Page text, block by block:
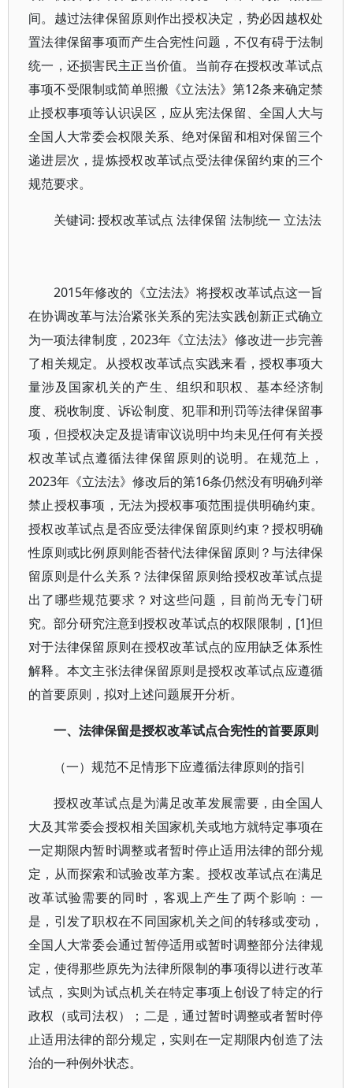
间。越过法律保留原则作出授权决定，势必因越权处
置法律保留事项而产生合宪性问题，不仅有碍于法制
统一，还损害民主正当价值。当前存在授权改革试点
事项不受限制或简单照搬《立法法》第12条来确定禁
止授权事项等认识误区，应从宪法保留、全国人大与
全国人大常委会权限关系、绝对保留和相对保留三个
递进层次，提炼授权改革试点受法律保留约束的三个
规范要求。
关键词: 授权改革试点 法律保留 法制统一 立法法
2015年修改的《立法法》将授权改革试点这一旨
在协调改革与法治紧张关系的宪法实践创新正式确立
为一项法律制度，2023年《立法法》修改进一步完善
了相关规定。从授权改革试点实践来看，授权事项大
量涉及国家机关的产生、组织和职权、基本经济制
度、税收制度、诉讼制度、犯罪和刑罚等法律保留事
项，但授权决定及提请审议说明中均未见任何有关授
权改革试点遵循法律保留原则的说明。在规范上，
2023年《立法法》修改后的第16条仍然没有明确列举
禁止授权事项，无法为授权事项范围提供明确约束。
授权改革试点是否应受法律保留原则约束？授权明确
性原则或比例原则能否替代法律保留原则？与法律保
留原则是什么关系？法律保留原则给授权改革试点提
出了哪些规范要求？对这些问题，目前尚无专门研
究。部分研究注意到授权改革试点的权限限制，[1]但
对于法律保留原则在授权改革试点的应用缺乏体系性
解释。本文主张法律保留原则是授权改革试点应遵循
的首要原则，拟对上述问题展开分析。
一、法律保留是授权改革试点合宪性的首要原则
（一）规范不足情形下应遵循法律原则的指引
授权改革试点是为满足改革发展需要，由全国人
大及其常委会授权相关国家机关或地方就特定事项在
一定期限内暂时调整或者暂时停止适用法律的部分规
定，从而探索和试验改革方案。授权改革试点在满足
改革试验需要的同时，客观上产生了两个影响：一
是，引发了职权在不同国家机关之间的转移或变动，
全国人大常委会通过暂停适用或暂时调整部分法律规
定，使得那些原先为法律所限制的事项得以进行改革
试点，实则为试点机关在特定事项上创设了特定的行
政权（或司法权）；二是，通过暂时调整或者暂时停
止适用法律的部分规定，实则在一定期限内创造了法
治的一种例外状态。